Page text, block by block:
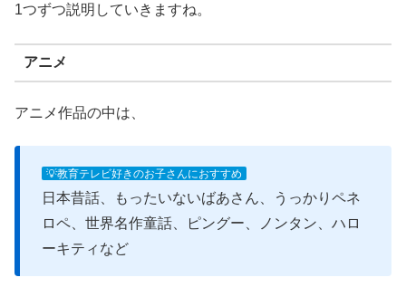
1つずつ説明していきますね。
アニメ
アニメ作品の中は、
💡教育テレビ好きのお子さんにおすすめ
日本昔話、もったいないばあさん、うっかりペネ
ロペ、世界名作童話、ピングー、ノンタン、ハロ
ーキティなど